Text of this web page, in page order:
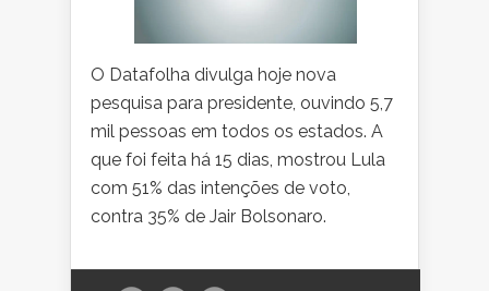
O Datafolha divulga hoje nova
pesquisa para presidente, ouvindo 5,7
mil pessoas em todos os estados. A
que foi feita há 15 dias, mostrou Lula
com 51% das intenções de voto,
contra 35% de Jair Bolsonaro.